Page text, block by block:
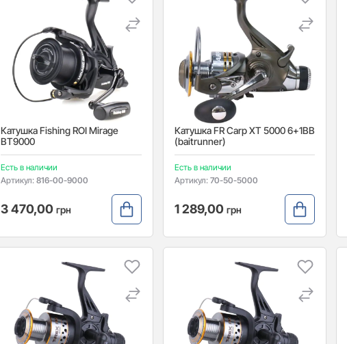
Катушка Fishing ROI Mirage
BT9000
Есть в наличии
Артикул: 816-00-9000
3 470,00 грн
Катушка FR Carp XT 5000 6+1BB
(baitrunner)
Есть в наличии
Артикул: 70-50-5000
1 289,00 грн